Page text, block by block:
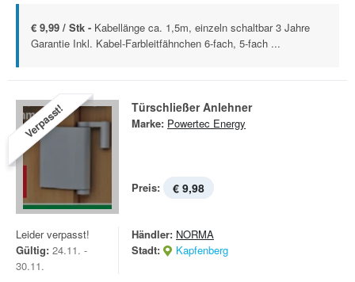
€ 9,99 / Stk - Kabellänge ca. 1,5m, einzeln schaltbar 3 Jahre
Garantie Inkl. Kabel-Farbleitfähnchen 6-fach, 5-fach ...
Verpasst! Türschließer Anlehner
Marke: Powertec Energy
Preis: € 9,98
Leider verpasst!
Gültig: 24.11. -
30.11.
Händler: NORMA
Stadt:
Kapfenberg